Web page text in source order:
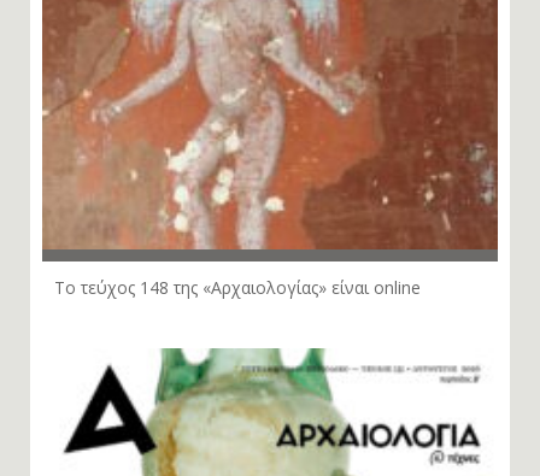
Το τεύχος 148 της «Αρχαιολογίας» είναι online